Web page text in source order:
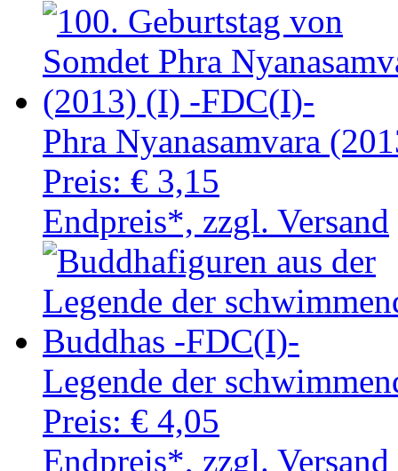
Phra Nyanasamvara
Preis: € 3,15
Endpreis*, zzgl. Versand
Legende der
Preis: € 4,05
Endpreis*, zzgl. Versand